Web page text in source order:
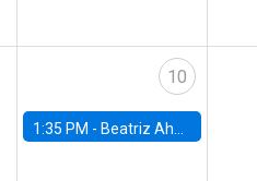
10
1:35 PM - Beatriz Ahumada, PhD candidate, Universidad de Pittsburgh